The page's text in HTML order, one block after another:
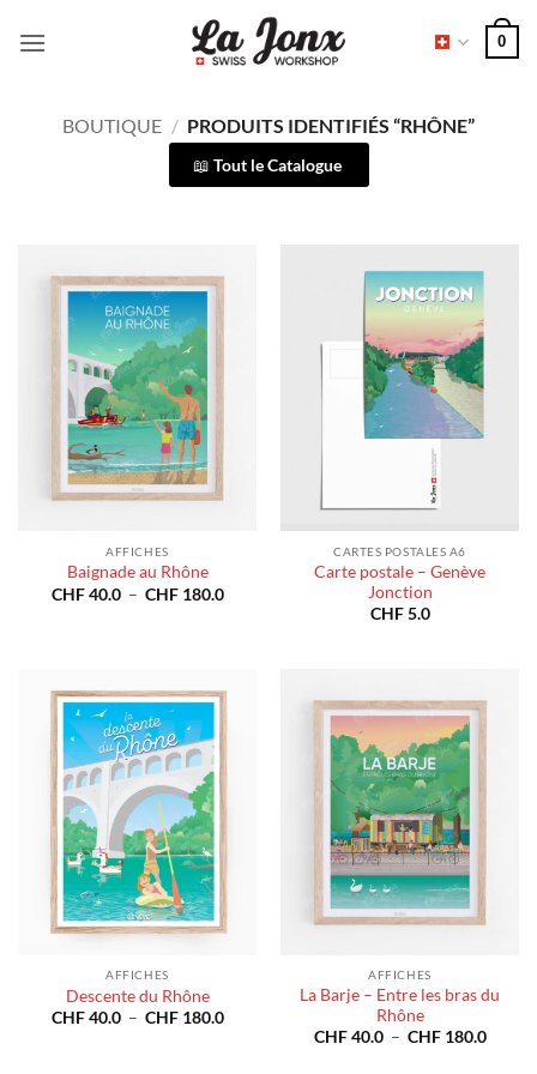
0
BOUTIQUE / PRODUITS IDENTIFIÉS “RHÔNE”
Tout le Catalogue
AFFICHES
Baignade au Rhône
CHF40.0 – CHF180.0Plage
CARTES POSTALES A6
Carte postale – Genève
Jonction
CHF5.0
AFFICHES
Descente du Rhône
CHF40.0 – CHF180.0Plage
AFFICHES
La Barje – Entre les bras du
Rhône
CHF40.0 – CHF180.0Plage